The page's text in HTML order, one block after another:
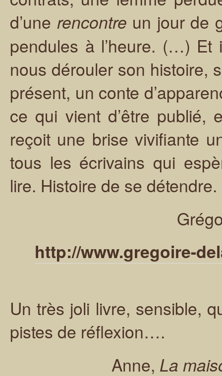
d’une rencontre un jour de
pendules à l’heure. (…) Et
nous dérouler son histoire,
présent, un conte
ce qui vient d’être publié,
reçoit une brise vivifiante
tous les écrivains qui
lire. Histoire de se détendre.
http://www.gregoire-
Un très joli livre, sensible,
pistes de réflexion….
Anne, La